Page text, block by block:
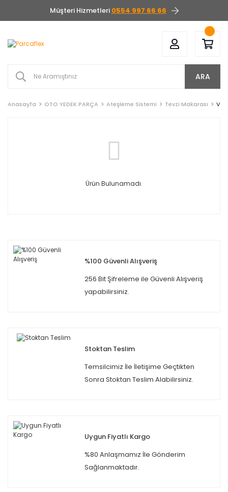
Müşteri Hizmetleri 0554 997 66 66
ARA
Anasayfa OTO YEDEK PARÇA Ateşleme Sistemi Tevzi Makarası
Ürün Bulunamadı.
%100 Güvenli Alışveriş
256 Bit Şifreleme ile Güvenli Alışveriş
yapabilirsiniz.
Stoktan Teslim
Temsilcimiz İle İletişime Geçtikten
Sonra Stoktan Teslim Alabilirsiniz.
Uygun Fiyatlı Kargo
%80 Anlaşmamız İle Gönderim
Sağlanmaktadır.